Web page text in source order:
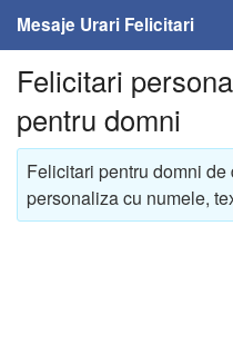
Mesaje Urari Felicitari
Home
Mesaje
Felicitari
Felicitari
pentru domni
Felicitari pentru domni
personaliza cu numele,